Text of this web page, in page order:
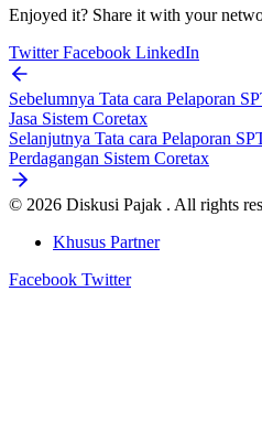
Enjoyed it? Share it with your
TwitterFacebook LinkedIn
Sebelumnya Tata cara Pelaporan
Jasa Sistem Coretax
Selanjutnya Tata cara Pelaporan
Perdagangan Sistem Coretax
© 2026 Diskusi Pajak . All rights
Khusus Partner
Facebook Twitter